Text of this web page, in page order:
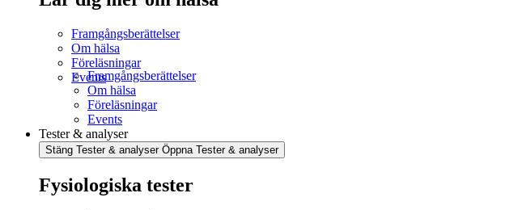
Framgångsberättelser
Om hälsa
Föreläsningar
EventsFramgångsberättelser
Om hälsa
Föreläsningar
Events
Tester & analyser
Stäng Tester & analyser Öppna Tester & analyser
Fysiologiska tester